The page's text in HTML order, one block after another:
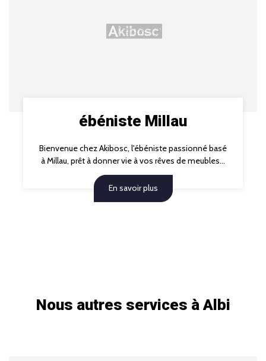
ébéniste Millau
Bienvenue chez Akibosc, l'ébéniste passionné basé
à Millau, prêt à donner vie à vos rêves de meubles...
En savoir plus
Nous autres services à Albi